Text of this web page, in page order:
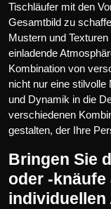
Tischläufer mit den
Gesamtbild zu
Mustern und
einladende
Kombination von
nicht nur eine stilvolle
und Dynamik in die
verschiedenen
gestalten, der Ihre
Bringen Sie
oder -knäufe
individuellen